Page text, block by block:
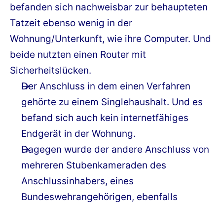
befanden sich nachweisbar zur behaupteten
Tatzeit ebenso wenig in der
Wohnung/Unterkunft, wie ihre Computer. Und
beide nutzten einen Router mit
Sicherheitslücken.
Der Anschluss in dem einen Verfahren
gehörte zu einem Singlehaushalt. Und es
befand sich auch kein internetfähiges
Endgerät in der Wohnung.
Dagegen wurde der andere Anschluss von
mehreren Stubenkameraden des
Anschlussinhabers, eines
Bundeswehrangehörigen, ebenfalls